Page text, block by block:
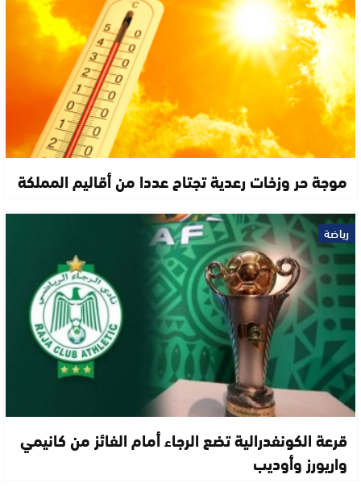
موجة حر وزخات رعدية تجتاح عددا من أقاليم المملكة
رياضة
قرعة الكونفدرالية تضع الرجاء أمام الفائز من كانيمي
واريورز وأوديب